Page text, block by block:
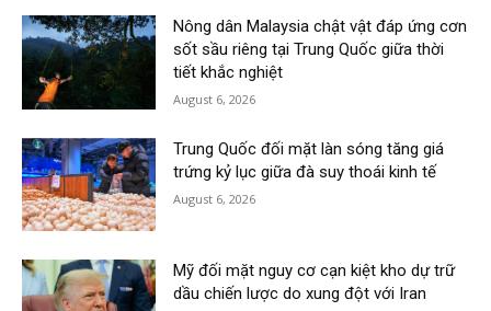
Nông dân Malaysia chật vật đáp ứng cơn
sốt sầu riêng tại Trung Quốc giữa thời
tiết khắc nghiệt
August 6, 2026
Trung Quốc đối mặt làn sóng tăng giá
trứng kỷ lục giữa đà suy thoái kinh tế
August 6, 2026
Mỹ đối mặt nguy cơ cạn kiệt kho dự trữ
dầu chiến lược do xung đột với Iran